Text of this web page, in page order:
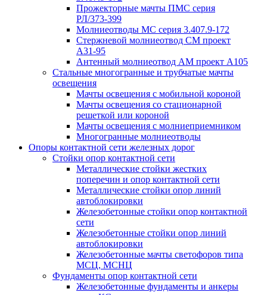
Прожекторные мачты ПМС серия
РЛ/373-399
Молниеотводы МС серия 3.407.9-172
Стержневой молниеотвод СМ проект
А31-95
Антенный молниеотвод АМ проект А105
Стальные многогранные и трубчатые мачты
освещения
Мачты освещения с мобильной короной
Мачты освещения со стационарной
решеткой или короной
Мачты освещения с молниеприемником
Многогранные молниеотводы
Опоры контактной сети железных дорог
Стойки опор контактной сети
Металлические стойки жестких
поперечин и опор контактной сети
Металлические стойки опор линий
автоблокировки
Железобетонные стойки опор контактной
сети
Железобетонные стойки опор линий
автоблокировки
Железобетонные мачты светофоров типа
МСЦ, МСНЦ
Фундаменты опор контактной сети
Железобетонные фундаменты и анкеры